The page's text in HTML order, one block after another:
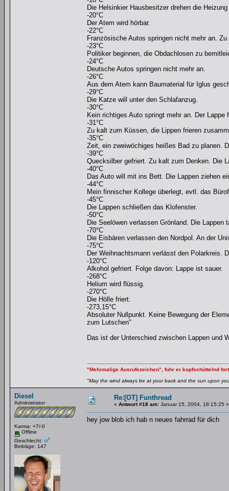
Die Helsinkier Hausbesitzer drehen die
-20°C
Der Atem wird hörbar.
-22°C
Französische Autos springen nicht mehr an.
-23°C
Politiker beginnen, die Obdachlosen zu
-24°C
Deutsche Autos springen nicht mehr an.
-26°C
Aus dem Atem kann Baumaterial für Iglus
-29°C
Die Katze will unter den Schlafanzug.
-30°C
Kein richtiges Auto springt mehr an. Der
-31°C
Zu kalt zum Küssen, die Lippen frieren
-35°C
Zeit, ein zweiwöchiges heißes Bad zu planen.
-39°C
Quecksilber gefriert. Zu kalt zum Denken. Die
-40°C
Das Auto will mit ins Bett. Die Lappen ziehen
-44°C
Mein finnischer Kollege überlegt, evtl. das
-45°C
Die Lappen schließen das Klofenster.
-50°C
Die Seelöwen verlassen Grönland. Die
-70°C
Die Eisbären verlassen den Nordpol. An der
-75°C
Der Weihnachtsmann verlässt den Polarkreis.
-120°C
Alkohol gefriert. Folge davon: Lappe ist sauer.
-268°C
Helium wird flüssig.
-270°C
Die Hölle friert.
-273,15°C
Absoluter Nullpunkt. Keine Bewegung der
zum Lutschen"
Das ist der Unterschied zwischen Lappen und
"Mehrmalige Ausrufezeichen", fuhr er kopfschüttelnd
"May the wind always be at your back and the sun upon
Diesel
Administrator
Karma: +7/-0
Offline
Geschlecht:
Beiträge: 147
Re:[OT] Funthread
« Antwort #18 am: Januar 15, 2004, 18:15:25 »
hey jow blob ich hab n neues fahrrad für dich